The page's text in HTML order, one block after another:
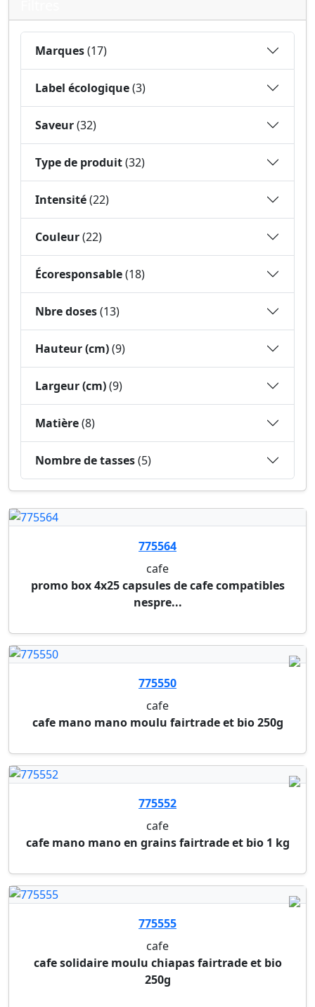
Marques(17)
Label écologique(3)
Saveur(32)
Type de produit(32)
Intensité(22)
Couleur(22)
Écoresponsable(18)
Nbre doses(13)
Hauteur (cm)(9)
Largeur (cm)(9)
Matière(8)
Nombre de tasses(5)
775564
cafe
promo box 4x25 capsules de cafe compatibles
nespre...
775550
cafe mano mano moulu fairtrade et bio 250g
775552
cafe mano mano en grains fairtrade et bio 1 kg
cafe
cafe solidaire moulu chiapas fairtrade et bio
775531